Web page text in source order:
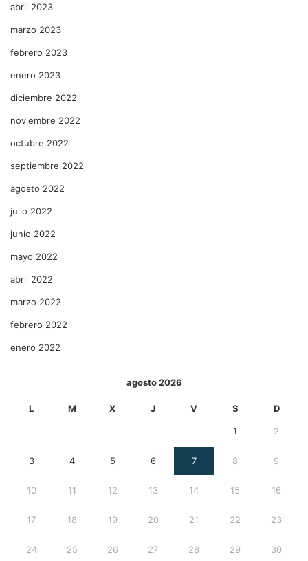
abril 2023
marzo 2023
febrero 2023
enero 2023
diciembre 2022
noviembre 2022
octubre 2022
septiembre 2022
agosto 2022
julio 2022
junio 2022
mayo 2022
abril 2022
marzo 2022
febrero 2022
enero 2022
agosto 2026
L M X J V S D
1 2
3 4 5 6 7 8 9
10 11 12 13 14 15 16
17 18 19 20 21 22 23
24 25 26 27 28 29 30